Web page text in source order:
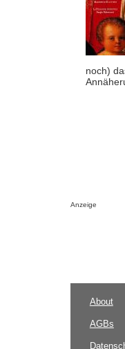
noch)
Anzeige
About
AGBs